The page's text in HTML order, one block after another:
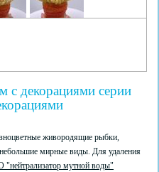
с декорациями серии
живородящие рыбки,
мирные виды. Для удаления
"нейтрализатор мутной воды"